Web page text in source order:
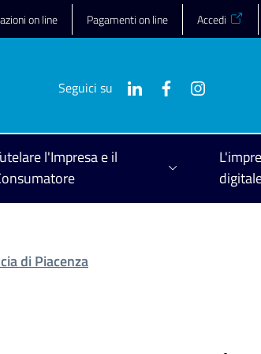
on line Pagamenti on line Accedi
Seguici su
l'Impresa e il
di Piacenza